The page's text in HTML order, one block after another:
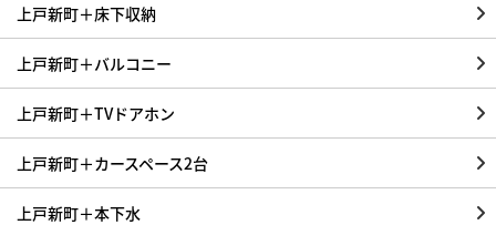
上戸新町＋床下収納
上戸新町＋バルコニー
上戸新町＋TVドアホン
上戸新町＋カースペース2台
上戸新町＋本下水